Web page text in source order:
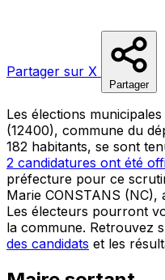
Partager sur X
Partager
Les élections
(12400), commune du
182 habitants, se sont
2 candidatures ont été
préfecture pour ce
Marie CONSTANS (NC),
Les électeurs pourront
la commune. Retrouvez
des candidats et les